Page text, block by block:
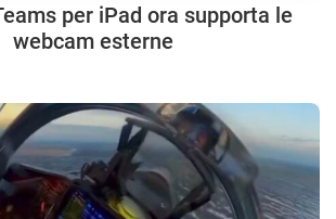
per iPad ora supporta le
webcam esterne